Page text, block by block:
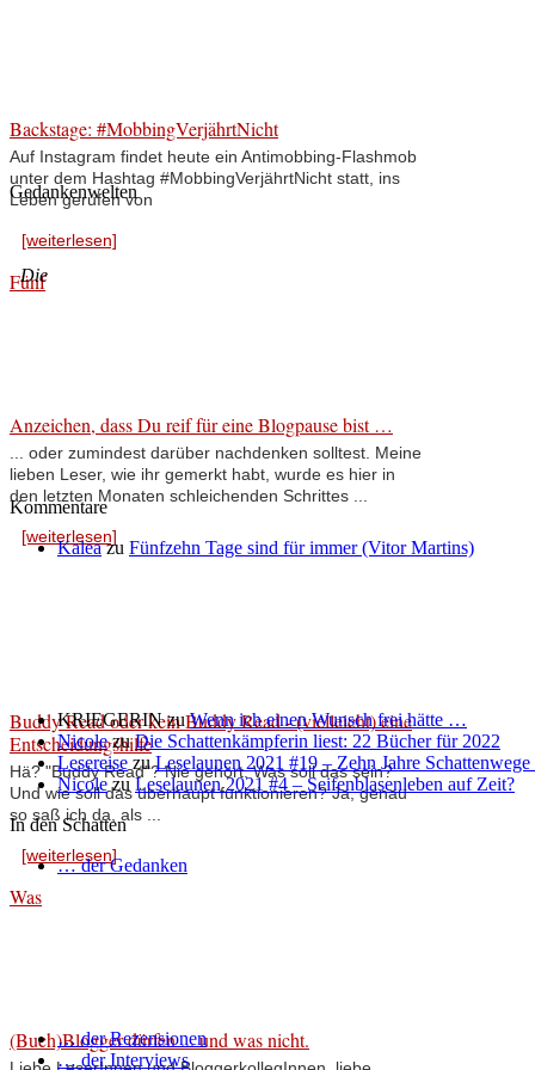
Backstage: #MobbingVerjährtNicht
Auf Instagram findet heute ein Antimobbing-Flashmob
unter dem Hashtag #MobbingVerjährtNicht statt, ins
Leben gerufen von
[weiterlesen]
Fünf
Anzeichen, dass Du reif für eine Blogpause bist …
... oder zumindest darüber nachdenken solltest. Meine
lieben Leser, wie ihr gemerkt habt, wurde es hier in
den letzten Monaten schleichenden Schrittes ...
[weiterlesen]
Buddy Read oder kein Buddy Read - (vielleicht) eine
Entscheidungshilfe
Hä? "Buddy Read"? Nie gehört. Was soll das sein?
Und wie soll das überhaupt funktionieren? Ja, genau
so saß ich da, als ...
[weiterlesen]
Was
(Buch)Blogger dürfen ... und was nicht.
Gedankenwelten
Die
Kommentare
Kaleazu Fünfzehn Tage sind für immer (Vitor Martins)
KRIEGERINzuWenn ich einen Wunsch frei hätte …
NicolezuDie Schattenkämpferin liest: 22 Bücher für 2022
Lesereise zuLeselaunen 2021 #19 – Zehn Jahre
NicolezuLeselaunen 2021 #4 – Seifenblasenleben auf Zeit?
In den Schatten
… der Gedanken
… der Rezensionen
… der Interviews